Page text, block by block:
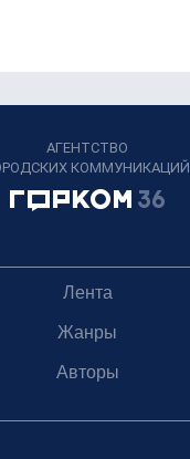
АГЕНТСТВО
КОММУНИКАЦИЙ
Лента
Жанры
Авторы